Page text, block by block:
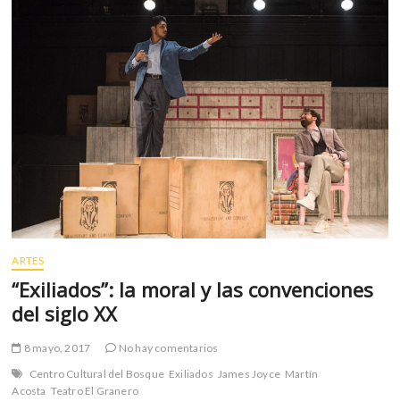
ARTES
“Exiliados”: la moral y las convenciones
del siglo XX
8 mayo, 2017
No hay comentarios
Centro Cultural del Bosque Exiliados James Joyce Martín
Acosta Teatro El Granero